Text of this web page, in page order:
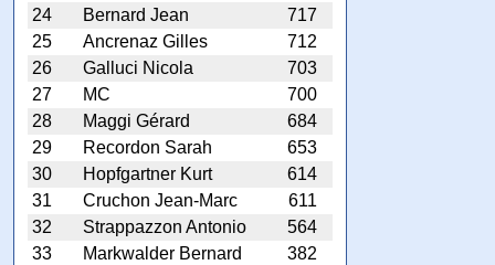
24
Bernard Jean
717
25
Ancrenaz Gilles
712
26
Galluci Nicola
703
27
MC
700
28
Maggi Gérard
684
29
Recordon Sarah
653
30
Hopfgartner Kurt
614
31
Cruchon Jean-Marc
611
32
Strappazzon Antonio
564
33
Markwalder Bernard 382